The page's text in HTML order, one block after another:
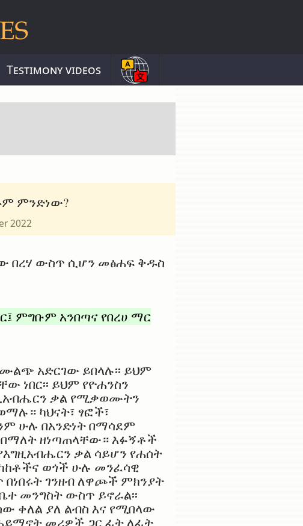
Testimony videos
ምንድነው?
2022
በረሃ ውስጥ ሲሆን መፅሐፍ ቅዱስ
ምግቡም አንበጣና የበረሀ ማር
አድርገው ይበላሉ፡፡ ይህም
ነበር፡፡ ይህም የዮሐንስን
ቃል የሚቃወሙትን
ካህናት፣ ፃፎች፣
ሁሉ በአንድነት በማሳደም
ዘነጣጠላቸው። እፉኝቶች
ቃል ሳይሆን የሐሰት
ወጎች ሁሉ መንፈሳዊ
ገንዘብ ለዋጮች ምክንያት
መንግስት ውስጥ ይኖራል፡፡
ቀለል ያለ ልብስ እና የሚበላው
መሪዎች ጋር ፊት ለፊት